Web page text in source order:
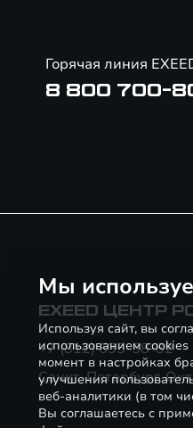
Горячая линия
8 800 700-
EXEED ЦЕНТР
+7 (812) 635-58-82
Санкт-Петербург,
Мы
Используя сайт, вы
использованием
момент в настройках
улучшения
веб-аналитики (в том
Вы соглашаетесь с